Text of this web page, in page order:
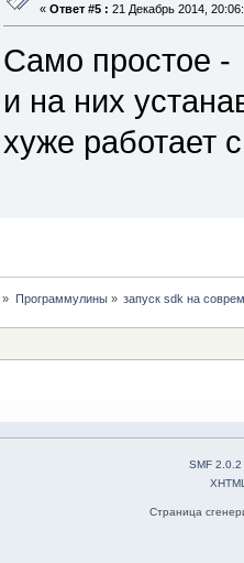
« Ответ #5 : 21 Декабрь 2014,
Само простое -
и на них
хуже работает
» Программулины» запуск sdk на
SMF 2.0.2
Страница